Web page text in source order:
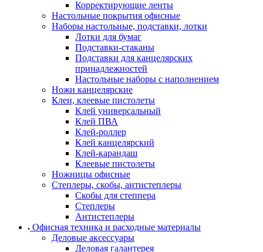
Корректирующие ленты
Настольные покрытия офисные
Наборы настольные, подставки, лотки
Лотки для бумаг
Подставки-стаканы
Подставки для канцелярских
принадлежностей
Настольные наборы с наполнением
Ножи канцелярские
Клеи, клеевые пистолеты
Клей универсальный
Клей ПВА
Клей-роллер
Клей канцелярский
Клей-карандаш
Клеевые пистолеты
Ножницы офисные
Степлеры, скобы, антистеплеры
Скобы для степпера
Степлеры
Антистеплеры
Офисная техника и расходные материалы
Деловые аксессуары
Деловая галантерея